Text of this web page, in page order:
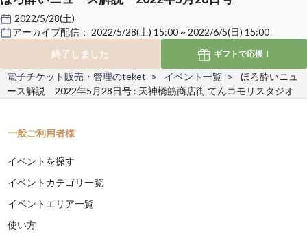
2022/5/28(土)
アーカイブ配信： 2022/5/28(土) 15:00 ~ 2022/6/5(日) 15:00
終了しました
ギフトで応援！
電子チケット販売・管理のteket イベント一覧
ほろ酔いニュ
ース解説 2022年5月28日号 : 天神橋筋商店街 てんコモリスタジオ
一般ご利用者様
イベントを探す
イベントカテゴリ一覧
イベントエリア一覧
使い方